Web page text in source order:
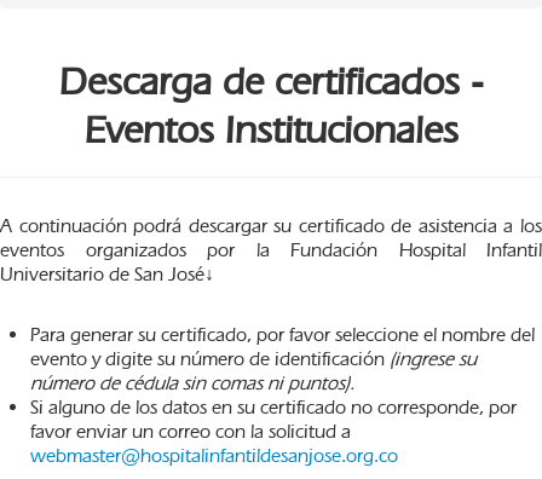
Descarga de certificados -
Eventos Institucionales
A continuación podrá descargar su certificado de asistencia a los
eventos organizados por la Fundación Hospital Infantil
Universitario de San José↓
Para generar su certificado, por favor seleccione el nombre del
evento y digite su número de identificación (ingrese su
número de cédula sin comas ni puntos).
Si alguno de los datos en su certificado no corresponde, por
favor enviar un correo con la solicitud a
webmaster@hospitalinfantildesanjose.org.co